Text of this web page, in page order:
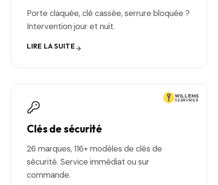
Porte claquée, clé cassée, serrure bloquée ?
Intervention jour et nuit.
LIRE LA SUITE
WILLEMS
SERRURIER
Clés de sécurité
26 marques, 116+ modèles de clés de
sécurité. Service immédiat ou sur
commande.